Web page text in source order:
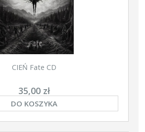
CIEŃ Fate CD
35,00 zł
DO KOSZYKA